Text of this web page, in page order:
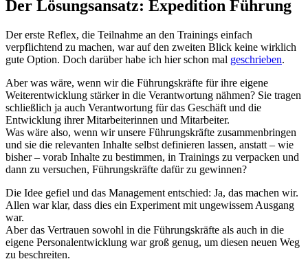
Der Lösungsansatz: Expedition Führung
Der erste Reflex, die Teilnahme an den Trainings einfach
verpflichtend zu machen, war auf den zweiten Blick keine wirklich
gute Option. Doch darüber habe ich hier schon mal geschrieben.
Aber was wäre, wenn wir die Führungskräfte für ihre eigene
Weiterentwicklung stärker in die Verantwortung nähmen? Sie tragen
schließlich ja auch Verantwortung für das Geschäft und die
Entwicklung ihrer Mitarbeiterinnen und Mitarbeiter.
Was wäre also, wenn wir unsere Führungskräfte zusammenbringen
und sie die relevanten Inhalte selbst definieren lassen, anstatt – wie
bisher – vorab Inhalte zu bestimmen, in Trainings zu verpacken und
dann zu versuchen, Führungskräfte dafür zu gewinnen?
Die Idee gefiel und das Management entschied: Ja, das machen wir.
Allen war klar, dass dies ein Experiment mit ungewissem Ausgang
war.
Aber das Vertrauen sowohl in die Führungskräfte als auch in die
eigene Personalentwicklung war groß genug, um diesen neuen Weg
zu beschreiten.